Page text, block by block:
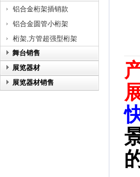
铝合金桁架插销款
铝合金圆管小桁架
桁架,方管超强型桁架
舞台销售
展览器材
展览器材销售